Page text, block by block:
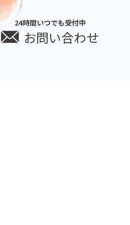
24時間いつでも受付中
お問い合わせ